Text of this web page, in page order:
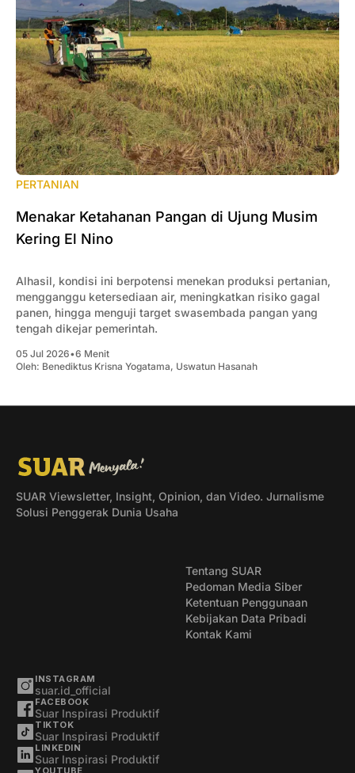
PERTANIAN
Menakar Ketahanan Pangan di Ujung Musim
Kering El Nino
Alhasil, kondisi ini berpotensi menekan produksi pertanian,
mengganggu ketersediaan air, meningkatkan risiko gagal
panen, hingga menguji target swasembada pangan yang
tengah dikejar pemerintah.
05 Jul 2026•6 Menit
Oleh: Benediktus Krisna Yogatama, Uswatun Hasanah
SUAR Viewsletter, Insight, Opinion, dan Video. Jurnalisme
Solusi Penggerak Dunia Usaha
Tentang SUAR
Pedoman Media Siber
Ketentuan Penggunaan
Kebijakan Data Pribadi
Kontak Kami
INSTAGRAM
suar.id_official
FACEBOOK
Suar Inspirasi Produktif
TIKTOK
Suar Inspirasi Produktif
LINKEDIN
Suar Inspirasi Produktif